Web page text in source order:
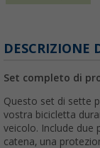
DESCRIZIONE
Set completo di
Questo set di sette
vostra bicicletta
veicolo. Include due
catena, una